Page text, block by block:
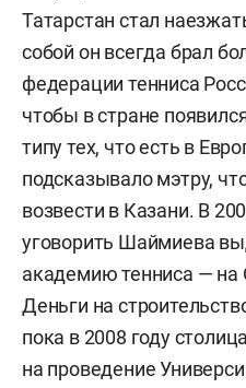
Татарстан стал
собой он всегда брал
федерации тенниса
чтобы в стране
типу тех, что есть в
подсказывало мэтру,
возвести в Казани. В
уговорить Шаймиева
академию тенниса — на
Деньги на
пока в 2008 году
на проведение